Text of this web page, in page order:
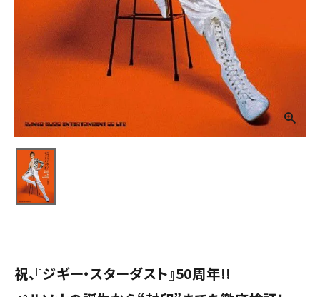
祝、『ジギー・スターダスト』50周年!!